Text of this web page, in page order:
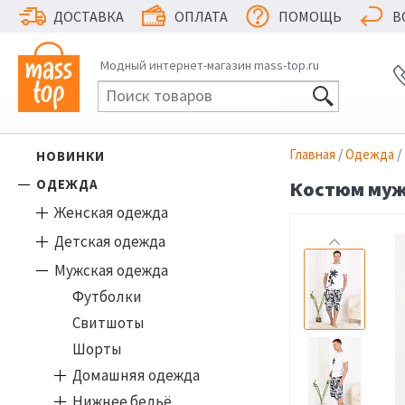
ДОСТАВКА ОПЛАТА ПОМОЩЬ
Модный интернет-магазин mass-top.ru
НОВИНКИ
ОДЕЖДА
Женская одежда
Детская одежда
Мужская одежда
Футболки
Свитшоты
Шорты
Домашняя одежда
Главная /Одежда /
Костюм